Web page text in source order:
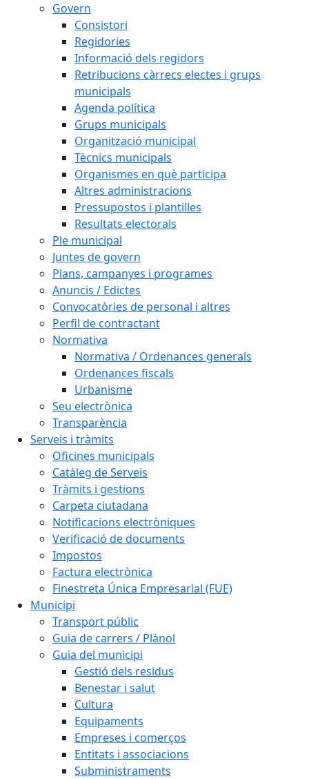
Govern
Consistori
Regidories
Informació dels regidors
Retribucions càrrecs electes i grups
municipals
Agenda política
Grups municipals
Organització municipal
Tècnics municipals
Organismes en què participa
Altres administracions
Pressupostos i plantilles
Resultats electorals
Ple municipal
Juntes de govern
Plans, campanyes i programes
Anuncis / Edictes
Convocatòries de personal i altres
Perfil de contractant
Normativa
Normativa / Ordenances generals
Ordenances fiscals
Urbanisme
Seu electrònica
Transparència
Serveis i tràmits
Oficines municipals
Catàleg de Serveis
Tràmits i gestions
Carpeta ciutadana
Notificacions electròniques
Verificació de documents
Impostos
Factura electrònica
Finestreta Única Empresarial (FUE)
Municipi
Transport públic
Guia de carrers / Plànol
Guia del municipi
Gestió dels residus
Benestar i salut
Cultura
Equipaments
Empreses i comerços
Entitats i associacions
Subministraments